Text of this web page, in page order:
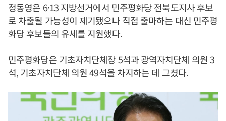
정동영은 6·13 지방선거에서 민주평화당 전북도지사 후보
로 차출될 가능성이 제기됐으나 직접 출마하는 대신 민주평
화당 후보들의 유세를 지원했다.
민주평화당은 기초자치단체장 5석과 광역자치단체 의원 3
석, 기초자치단체 의원 49석을 차지하는 데 그쳤다.